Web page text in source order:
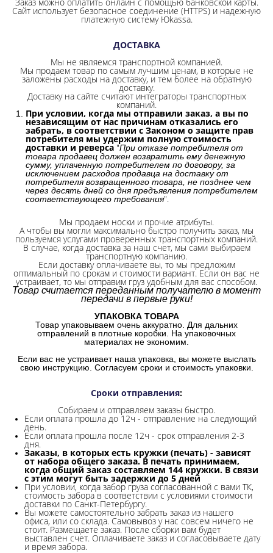
Сайт использует безопасное соединение (HTTPS) и надежную
платежную систему Юkassa.
ДОСТАВКА
Мы не являемся транспортной компанией.
Мы продаем товар по самым лучшим ценам, в которые не
заложены расходы на доставку, и тем более на обратную
доставку.
Доставку на сайте считают интеграторы транспортных
компаний.
При условии, когда мы отправили заказ, а вы по
независящим от нас причинам отказались его
забрать, в соответствии с Законом о защите прав
потребителя мы удержим полную стоимость
доставки и реверса "При отказе потребителя от
товара продавец должен возвратить ему денежную
сумму, уплаченную потребителем по договору, за
исключением расходов продавца на доставку от
потребителя возвращенного товара, не позднее чем
через десять дней со дня предъявления потребителем
соответствующего требования".
Мы продаем носки и прочие атрибуты.
А чтобы вы могли максимально быстро получить заказ, мы
пользуемся услугами проверенных транспортных компаний.
В случае, когда доставка за наш счет, мы сами выбираем
транспортную компанию.
Если доставку оплачиваете вы, то мы предложим
оптимальный по срокам и стоимости вариант. Если он вас не
устраивает, то мы отправим груз удобным для вас способом.
Товар считается переданным получателю в момент
передачи в первые руки!
УПАКОВКА ТОВАРА
Товар упаковываем очень аккуратно. Для дальних
отправлений в плотные коробки. На упаковочных
материалах не экономим.
Если вас не устраивает наша упаковка, вы можете выслать
свою инструкцию. Согласуем сроки и стоимость упаковки.
Сроки отправления:
Собираем и отправляем заказы быстро.
Если оплата прошла до 12ч - отправление на следующий
день.
Если оплата прошла после 12ч - срок отправления 2-3
дня.
Заказы, в которых есть кружки (печать) - зависят
от набора общего заказа. В печать принимаем,
когда общий заказ составляем 144 кружки. В связи
с этим могут быть задержки до 5 дней
При условии, когда забор груза согласованной с вами ТК,
стоимость забора в соответствии с условиями стоимости
доставки по Санкт-Петербургу.
Вы можете самостоятельно забрать заказ из нашего
офиса, или со склада. Самовывоз у нас совсем ничего не
стоит. Размещаете заказ. После сборки вам будет
выставлен счет. Оплачиваете заказ и согласовываете дату
и время забора.